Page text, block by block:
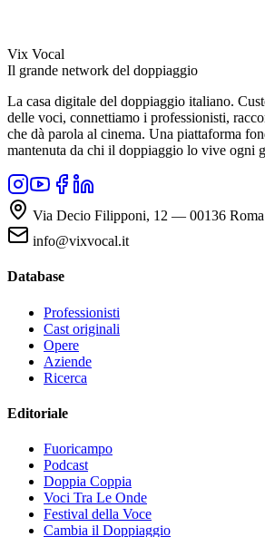
Vix Vocal
Il grande network del doppiaggio
La casa digitale del doppiaggio italiano.
delle voci, connettiamo i professionisti,
che dà parola al cinema. Una piattaforma
mantenuta da chi il doppiaggio lo vive ogni
Via Decio Filipponi, 12 — 00136 Roma
info@vixvocal.it
Database
Professionisti
Cast originali
Opere
Aziende
Ricerca
Editoriale
Fuoricampo
Podcast
Doppia Coppia
Voci Tra Le Onde
Festival della Voce
Cambia il Doppiaggio